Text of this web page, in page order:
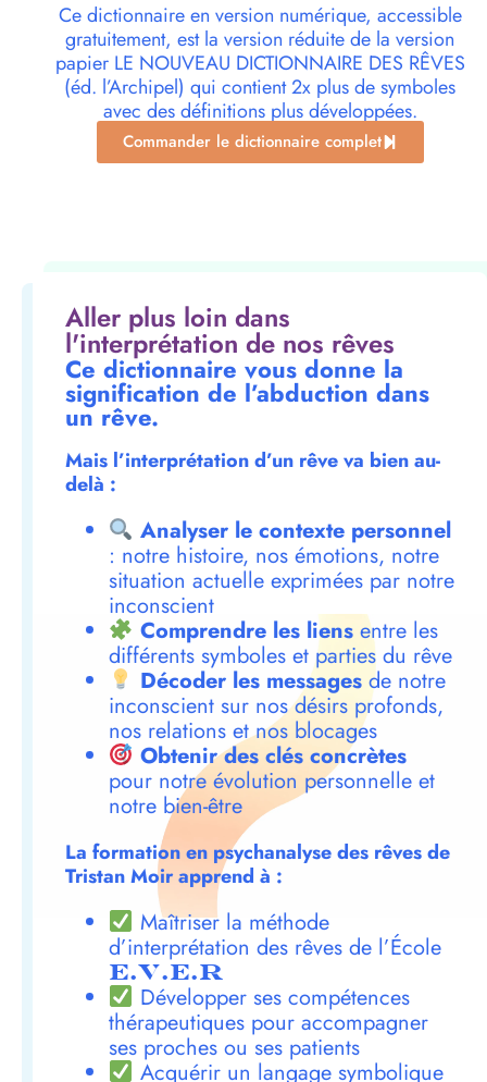
Ce dictionnaire en version numérique, accessible
gratuitement, est la version réduite de la version
papier LE NOUVEAU DICTIONNAIRE DES RÊVES
(éd. l’Archipel) qui contient 2x plus de symboles
avec des définitions plus développées.
Commander le dictionnaire complet
Aller plus loin dans
l'interprétation de nos rêves
Ce dictionnaire vous donne la
signification de l’abduction dans
un rêve.
Mais l’interprétation d’un rêve va bien au-
delà :
Analyser le contexte personnel
: notre histoire, nos émotions, notre
situation actuelle exprimées par notre
inconscient
Comprendre les liensentre les
différents symboles et parties du rêve
Décoder les messagesde notre
inconscient sur nos désirs profonds,
nos relations et nos blocages
Obtenir des clés concrètes
pour notre évolution personnelle et
notre bien-être
La formation en psychanalyse des rêves de
Tristan Moir apprend à :
Maîtriser la méthode
d’interprétation des rêves de l’École
E.V.E.R
Développer ses compétences
thérapeutiques pour accompagner
ses proches ou ses patients
Acquérir un langage symbolique